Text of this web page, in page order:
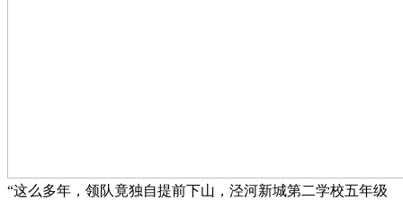
“这么多年，领队竟独自提前下山，泾河新城第二学校五年级